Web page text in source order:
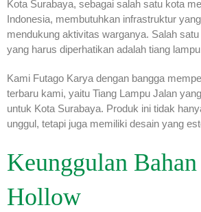
Kota Surabaya, sebagai salah satu kota
Indonesia, membutuhkan infrastruktur
mendukung aktivitas warganya. Salah
yang harus diperhatikan adalah tiang
Kami Futago Karya dengan bangga
terbaru kami, yaitu Tiang Lampu Jalan
untuk Kota Surabaya. Produk ini tidak
unggul, tetapi juga memiliki desain yang
Keunggulan
Hollow